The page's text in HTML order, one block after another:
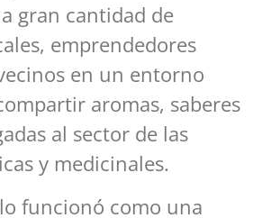
gran cantidad de
emprendedores
en un entorno
aromas, saberes
al sector de las
y medicinales.
funcionó como una